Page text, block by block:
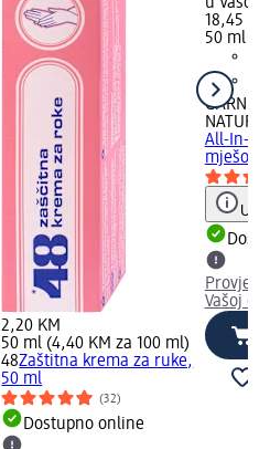
2,20 KM
50 ml (4,40 KM za 100 ml)
48Zaštitna krema za ruke,
50 ml
(32)
Dostupno online
18,45 KM
50 ml
All-In-1
Vašoj